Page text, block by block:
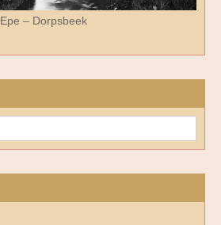
Epe – Dorpsbeek